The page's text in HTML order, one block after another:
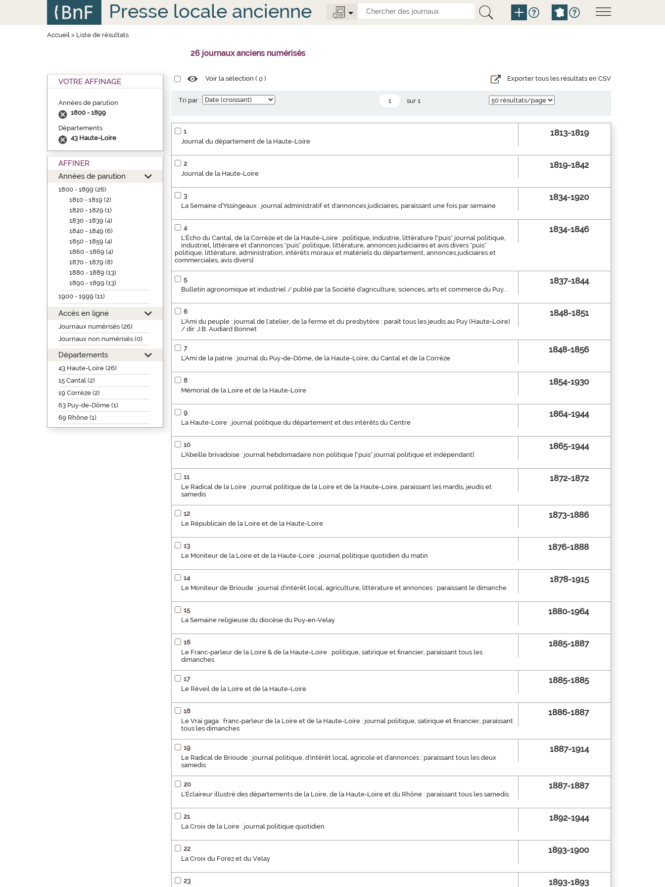
Presse locale ancienne
Accueil> Liste de résultats
26 journaux anciens numérisés
VOTRE AFFINAGE
Années de parution
1800 - 1899
Départements
43 Haute-Loire
AFFINER
Années de parution
1800 - 1899 (26)
1810 - 1819 (2)
1820 - 1829 (1)
1830 - 1839 (4)
1840 - 1849 (6)
1850 - 1859 (4)
1860 - 1869 (4)
1870 - 1879 (8)
1880 - 1889 (13)
1890 - 1899 (13)
1900 - 1999 (11)
Accès en ligne
Journaux numérisés (26)
Journaux non numérisés (0)
Départements
43 Haute-Loire (26)
15 Cantal (2)
19 Corrèze (2)
63 Puy-de-Dôme (1)
69 Rhône (1)
Voir la sélection (0 ) Exporter tous les résultats en CSV
Tri par : sur 1
1
Journal du département de la Haute-Loire
1813-1819
2
Journal de la Haute-Loire
1819-1842
3
La Semaine d'Yssingeaux : journal administratif et d'annonces judiciaires, paraissant une fois par semaine
1834-1920
4
L'Écho du Cantal, de la Corrèze et de la Haute-Loire : politique, industrie, littérature ["puis" journal politique,
industriel, littéraire et d'annonces "puis" politique, littérature, annonces judiciaires et avis divers "puis"
politique, littérature, administration, intérêts moraux et matériels du département, annonces judiciaires et
commerciales, avis divers]
1834-1846
5
Bulletin agronomique et industriel / publié par la Société d'agriculture, sciences, arts et commerce du Puy...
1837-1844
6
L'Ami du peuple : journal de l'atelier, de la ferme et du presbytère : paraît tous les jeudis au Puy (Haute-Loire)
/ dir. J.B. Audiard Bonnet
1848-1851
7
L'Ami de la patrie : journal du Puy-de-Dôme, de la Haute-Loire, du Cantal et de la Corrèze
1848-1856
8
Mémorial de la Loire et de la Haute-Loire
1854-1930
9
La Haute-Loire : journal politique du département et des intérêts du Centre
1864-1944
10
L'Abeille brivadoise : journal hebdomadaire non politique ["puis" journal politique et indépendant]
1865-1944
11
Le Radical de la Loire : journal politique de la Loire et de la Haute-Loire, paraissant les mardis, jeudis et
samedis
1872-1872
12
Le Républicain de la Loire et de la Haute-Loire
1873-1886
13
Le Moniteur de la Loire et de la Haute-Loire : journal politique quotidien du matin
1876-1888
14
Le Moniteur de Brioude : journal d'intérêt local, agriculture, littérature et annonces : paraissant le dimanche
1878-1915
15
La Semaine religieuse du diocèse du Puy-en-Velay
1880-1964
16
Le Franc-parleur de la Loire & de la Haute-Loire : politique, satirique et financier, paraissant tous les
dimanches
1885-1887
17
Le Réveil de la Loire et de la Haute-Loire
1885-1885
18
Le Vrai gaga : franc-parleur de la Loire et de la Haute-Loire : journal politique, satirique et financier, paraissant
tous les dimanches
1886-1887
19
Le Radical de Brioude : journal politique, d'intérêt local, agricole et d'annonces : paraissant tous les deux
samedis
1887-1914
20
L'Éclaireur illustré des départements de la Loire, de la Haute-Loire et du Rhône : paraissant tous les samedis
1887-1887
21
La Croix de la Loire : journal politique quotidien
1892-1944
22
La Croix du Forez et du Velay
1893-1900
23 1893-1893
Panneau de gestion des cookies